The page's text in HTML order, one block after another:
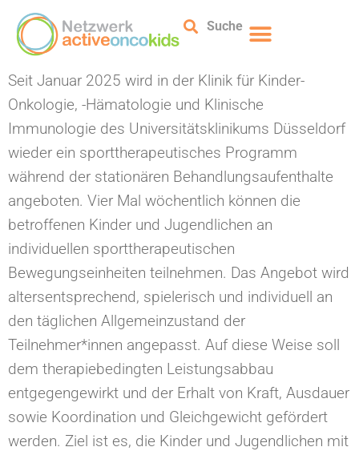
Suche
Seit Januar 2025 wird in der Klinik für Kinder-
Onkologie, -Hämatologie und Klinische
Immunologie des Universitätsklinikums Düsseldorf
wieder ein sporttherapeutisches Programm
während der stationären Behandlungsaufenthalte
angeboten. Vier Mal wöchentlich können die
betroffenen Kinder und Jugendlichen an
individuellen sporttherapeutischen
Bewegungseinheiten teilnehmen. Das Angebot wird
altersentsprechend, spielerisch und individuell an
den täglichen Allgemeinzustand der
Teilnehmer*innen angepasst. Auf diese Weise soll
dem therapiebedingten Leistungsabbau
entgegengewirkt und der Erhalt von Kraft, Ausdauer
sowie Koordination und Gleichgewicht gefördert
werden. Ziel ist es, die Kinder und Jugendlichen mit